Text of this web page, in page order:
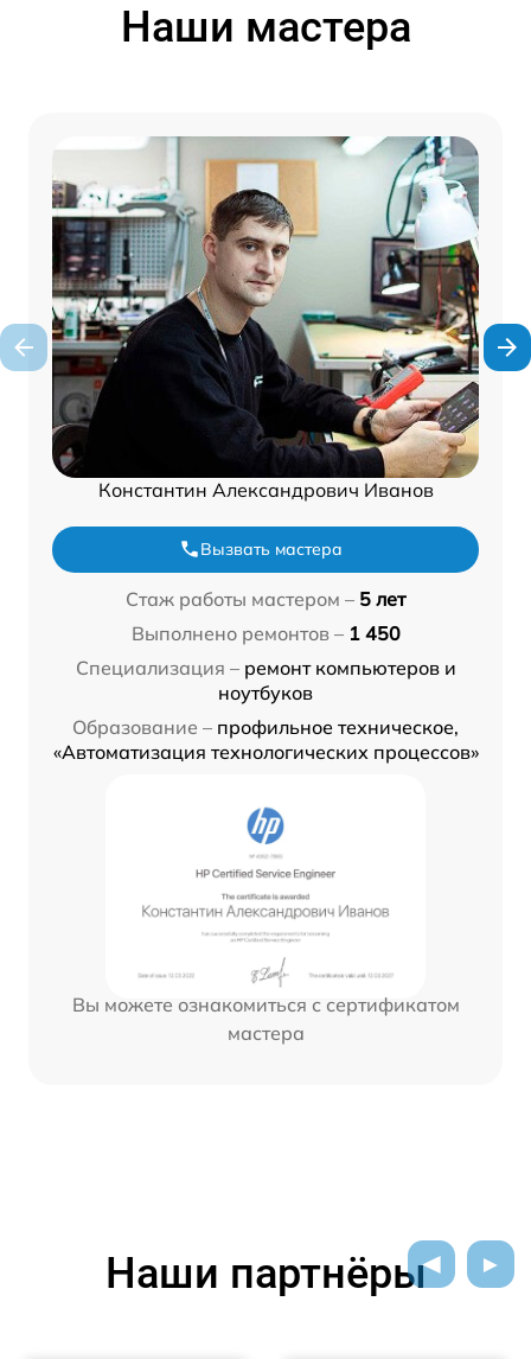
Наши мастера
Константин Александрович Иванов
Вызвать мастера
Стаж работы мастером – 5 лет
Выполнено ремонтов – 1 450
Специализация – ремонт компьютеров и
ноутбуков
Образование – профильное техническое,
«Автоматизация технологических процессов»
Вы можете ознакомиться с сертификатом
мастера
Наши партнёры